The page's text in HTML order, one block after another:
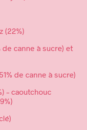
(22%)
canne à sucre) et
de canne à sucre)
– caoutchouc